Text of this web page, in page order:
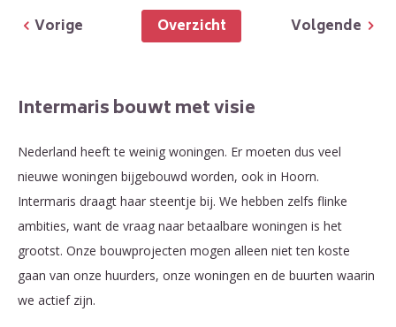
Volgende
Overzicht
Vorige
Intermaris bouwt met visie
Nederland heeft te weinig woningen. Er moeten dus veel
nieuwe woningen bijgebouwd worden, ook in Hoorn.
Intermaris draagt haar steentje bij. We hebben zelfs flinke
ambities, want de vraag naar betaalbare woningen is het
grootst. Onze bouwprojecten mogen alleen niet ten koste
gaan van onze huurders, onze woningen en de buurten waarin
we actief zijn.